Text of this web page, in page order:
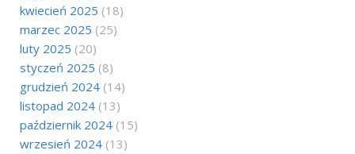
kwiecień 2025 (18)
marzec 2025 (25)
luty 2025 (20)
styczeń 2025 (8)
grudzień 2024 (14)
listopad 2024 (13)
październik 2024 (15)
wrzesień 2024 (13)